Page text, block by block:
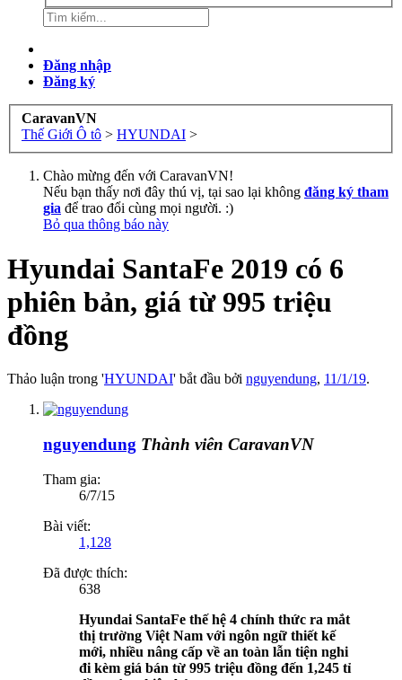
Đăng nhập
Đăng ký
CaravanVN
Thế Giới Ô tô > HYUNDAI >
Chào mừng đến với CaravanVN!
Nếu bạn thấy nơi đây thú vị, tại sao lại không đăng ký tham
gia để trao đổi cùng mọi người. :)
Bỏ qua thông báo này
Hyundai SantaFe 2019 có 6
phiên bản, giá từ 995 triệu
đồng
Thảo luận trong 'HYUNDAI' bắt đầu bởi nguyendung, 11/1/19.
nguyendung Thành viên CaravanVN
Tham gia:
6/7/15
Bài viết:
1,128
Đã được thích:
638
Hyundai SantaFe thế hệ 4 chính thức ra mắt
thị trường Việt Nam với ngôn ngữ thiết kế
mới, nhiều nâng cấp về an toàn lẫn tiện nghi
đi kèm giá bán từ 995 triệu đồng đến 1,245 tỉ